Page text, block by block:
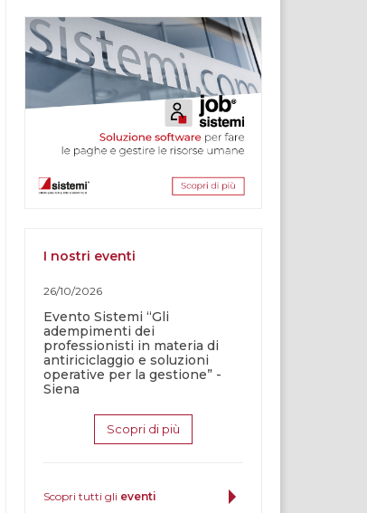
I nostri eventi
26/10/2026
Evento Sistemi “Gli
adempimenti dei
professionisti in materia di
antiriciclaggio e soluzioni
operative per la gestione” -
Siena
Scopri di più
Scopri tutti gli eventi